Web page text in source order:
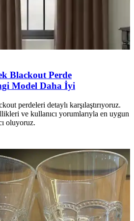
Blackout Perde
Model Daha İyi
perdeleri detaylı karşılaştırıyoruz.
ve kullanıcı yorumlarıyla en uygun
oluyoruz.